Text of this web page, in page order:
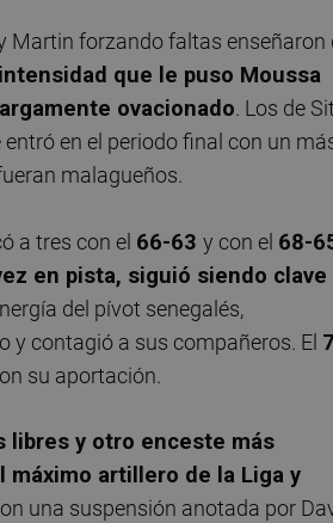
Martin forzando faltas enseñaron
que le puso Moussa
ovacionado. Los de
entró en el periodo final con un
malagueños.
a tres con el 66-63 y con el 68-
en pista, siguió siendo clave
del pívot senegalés,
y contagió a sus compañeros. El
su aportación.
libres y otro enceste más
artillero de la Liga y
una suspensión anotada por